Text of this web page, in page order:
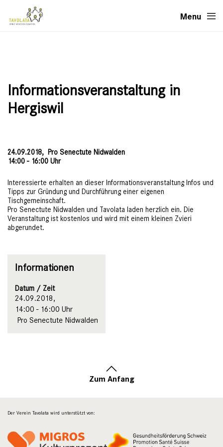
Menu
Informationsveranstaltung in
Hergiswil
24.09.2018, Pro Senectute Nidwalden
14:00 - 16:00 Uhr
Interessierte erhalten an dieser Informationsveranstaltung Infos und
Tipps zur Gründung und Durchführung einer eigenen
Tischgemeinschaft.
Pro Senectute Nidwalden und Tavolata laden herzlich ein. Die
Veranstaltung ist kostenlos und wird mit einem kleinen Zvieri
abgerundet.
Informationen
Datum / Zeit
24.09.2018,
14:00 - 16:00 Uhr
Pro Senectute Nidwalden
Zum Anfang
Der Verein Tavolata wird unterstützt von: